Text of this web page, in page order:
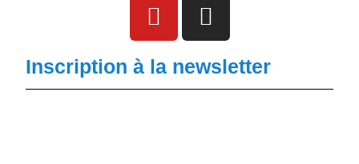
Inscription à la newsletter